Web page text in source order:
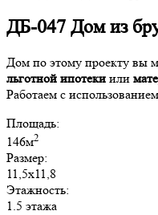
ДБ-047 Дом из
Дом по этому проекту вы
льготной ипотеки или
Работаем с использованием
Площадь:
146м2
Размер:
11,5х11,8
Этажность:
1.5 этажа